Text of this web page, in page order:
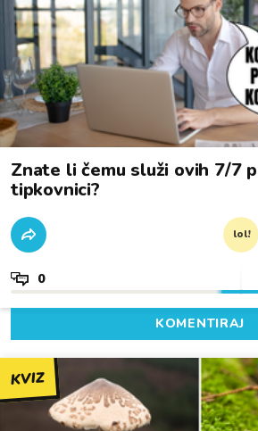
Znate li čemu služi ovih 7/7
tipkovnici?
lol!
0
KOMENTIRAJ
KVIZ